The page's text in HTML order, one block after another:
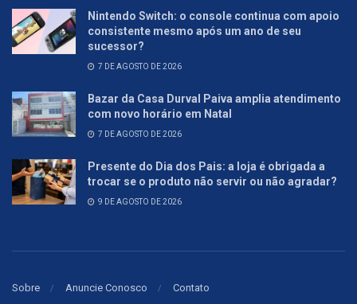
Nintendo Switch: o console continua com apoio
consistente mesmo após um ano de seu
sucessor?
7 DE AGOSTO DE 2026
Bazar da Casa Durval Paiva amplia atendimento
com novo horário em Natal
7 DE AGOSTO DE 2026
Presente do Dia dos Pais: a loja é obrigada a
trocar se o produto não servir ou não agradar?
9 DE AGOSTO DE 2026
Sobre Anuncie Conosco Contato